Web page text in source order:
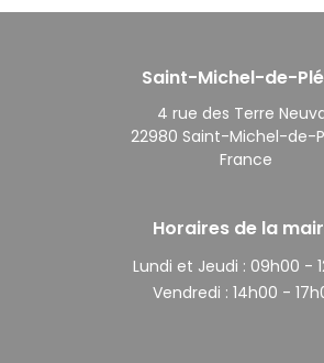
Saint-Michel-de-
4 rue des Terre
22980 Saint-Michel-de-
France
Horaires de la
Lundi et Jeudi : 09h00 -
Vendredi : 14h00 -